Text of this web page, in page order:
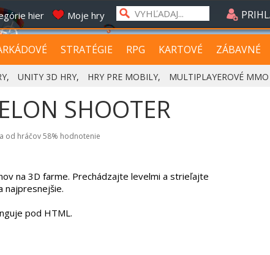
hier Moje hry
STRATÉGIE RPG KARTOVÉ ZÁBAVNÉ
, UNITY 3D HRY, HRY PRE MOBILY, MULTIPLAYEROVÉ
SHOOTER
od hráčov58% hodnotenie
na 3D farme. Prechádzajte levelmi a strieľajte
najpresnejšie.
pod HTML.